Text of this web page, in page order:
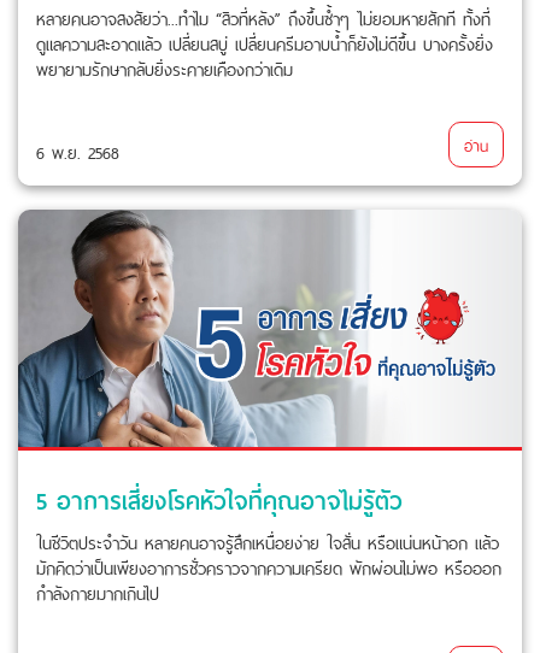
หลายคนอาจสงสัยว่า...ทำไม “สิวที่หลัง” ถึงขึ้นซ้ำๆ ไม่ยอมหายสักที ทั้งที่
ดูแลความสะอาดแล้ว เปลี่ยนสบู่ เปลี่ยนครีมอาบน้ำก็ยังไม่ดีขึ้น บางครั้งยิ่ง
พยายามรักษากลับยิ่งระคายเคืองกว่าเดิม
6 พ.ย. 2568 อ่าน
5 อาการเสี่ยงโรคหัวใจที่คุณอาจไม่รู้ตัว
ในชีวิตประจำวัน หลายคนอาจรู้สึกเหนื่อยง่าย ใจสั่น หรือแน่นหน้าอก แล้ว
มักคิดว่าเป็นเพียงอาการชั่วคราวจากความเครียด พักผ่อนไม่พอ หรือออก
กำลังกายมากเกินไป